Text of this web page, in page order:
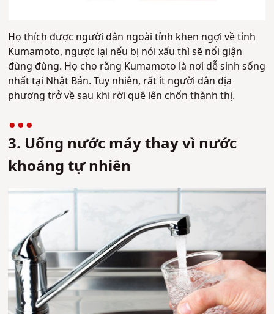
Họ thích được người dân ngoài tỉnh khen ngợi về tỉnh
Kumamoto, ngược lại nếu bị nói xấu thì sẽ nổi giận
đùng đùng. Họ cho rằng Kumamoto là nơi dễ sinh sống
nhất tại Nhật Bản. Tuy nhiên, rất ít người dân địa
phương trở về sau khi rời quê lên chốn thành thị.
3. Uống nước máy thay vì nước
khoáng tự nhiên